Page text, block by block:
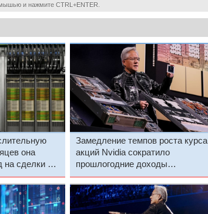
и нажмите CTRL+ENTER.
она
на сделки и
Замедление темпов роста курса
акций Nvidia сократило
прошлогодние доходы
основателя компании на 27 %